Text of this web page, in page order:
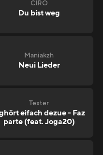
CIRO
Du bist weg
Maniakzh
Neui Lieder
Texter
eifach dezue - Faz
parte (feat. Joga20)